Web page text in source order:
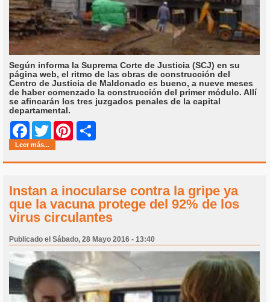
Según informa la Suprema Corte de Justicia (SCJ) en su
página web, el ritmo de las obras de construcción del
Centro de Justicia de Maldonado es bueno, a nueve meses
de haber comenzado la construcción del primer módulo. Allí
se afincarán los tres juzgados penales de la capital
departamental.
Facebook
Twitter Pinterest
Leer más...
Instan a inocularse contra la gripe ya
que la vacuna protege del 92% de los
virus circulantes
Publicado el Sábado, 28 Mayo 2016 - 13:40